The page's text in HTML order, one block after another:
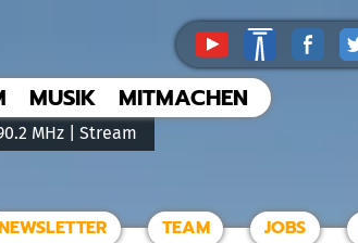
MHz | Stream
MUSIK MITMACHEN
TEAM JOBS